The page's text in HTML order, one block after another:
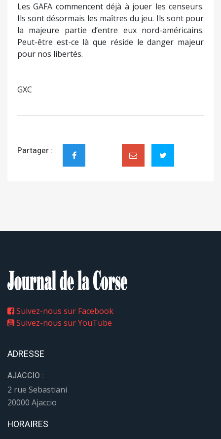
Les GAFA commencent déjà à jouer les censeurs.
Ils sont désormais les maîtres du jeu. Ils sont pour
la majeure partie d’entre eux nord-américains.
Peut-être est-ce là que réside le danger majeur
pour nos libertés.
GXC
Partager :
Suivez-nous sur Facebook
Suivez-nous sur YouTube
ADRESSE
AJACCIO :
2 rue Sebastiani
20000 Ajaccio
HORAIRES